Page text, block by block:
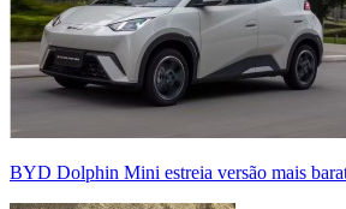
BYD Dolphin Mini estreia versão mais